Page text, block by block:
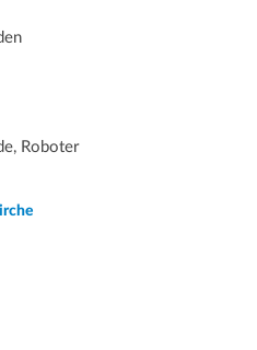
Roboter